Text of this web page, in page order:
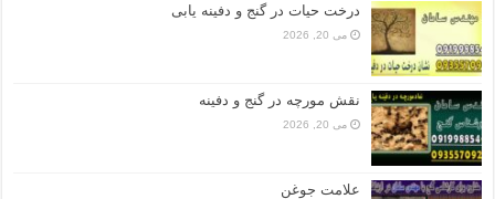
درخت حیات در گنج و دفینه یابی
می 20, 2026
نقش مورچه در گنج و دفینه
می 20, 2026
علامت جوغن